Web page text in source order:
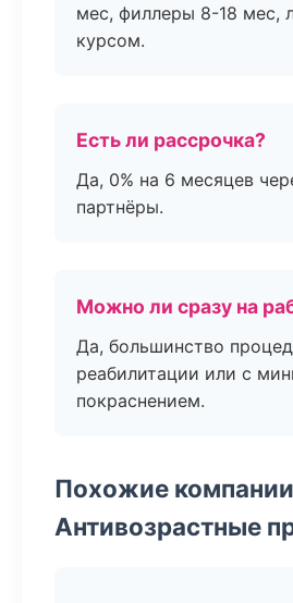
мес, филлеры 8-18 мес,
курсом.
Есть ли рассрочка?
Да, 0% на 6 месяцев
партнёры.
Можно ли сразу на
Да, большинство
реабилитации или с
покраснением.
Похожие
Антивозрастные